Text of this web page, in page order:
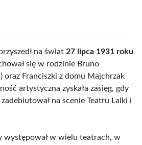
na świat 27 lipca 1931 roku
się w rodzinie Bruno
oraz Franciszki z domu Majchrzak
artystyczna zyskała zasięg, gdy
zadebiutował na scenie Teatru Lalki i
występował w wielu teatrach, w